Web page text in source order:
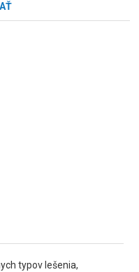
typov lešenia,